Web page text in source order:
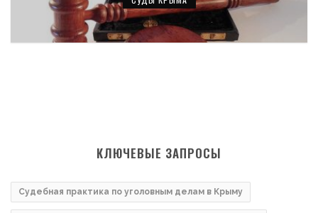
КЛЮЧЕВЫЕ ЗАПРОСЫ
Судебная практика по уголовным делам в Крыму